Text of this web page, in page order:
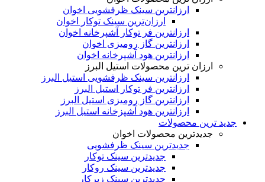
ارزانترین سینک ظرفشویی اخوان
ارزان‌ترین سینک توکار اخوان
ارزانترین فر توکار آشپرخانه اخوان
ارزانترین گاز رومیزی اخوان
ارزانترین هود آشپرخانه اخوان
ارزان ترین محصولات استیل البرز
ارزانترین سینک ظرفشویی استیل البرز
ارزانترین فر توکار استیل البرز
ارزانترین گاز رومیزی استیل البرز
ارزانترین هود آشپزخانه استیل البرز
جدید ترین محصولات
جدیدترین محصولات اخوان
جدیدترین سینک ظرفشویی
جدیدترین سینک توکار
جدیدترین سینک روکار
جدیدترین سینک زیرکار